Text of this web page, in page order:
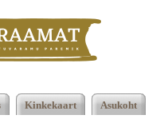
raamatud |
Kinkekaart Asukoht